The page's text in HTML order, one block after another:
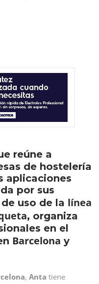
reúne a
de hostelería
aplicaciones
por sus
uso de la línea
, organiza
en el
Barcelona y
, Anta tiene